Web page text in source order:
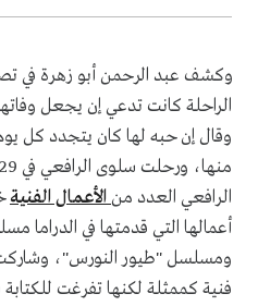
وكشف عبد الرحمن أبو زهرة في
الراحلة كانت تدعي إن يجعل
وقال إن حبه لها كان يتجدد كل
الرافعي العدد منالأعمال الفنية
أعمالها التي قدمتها في الدراما
ومسلسل "طيور النورس"، وشاركت
فنية كممثلة لكنها تفرغت